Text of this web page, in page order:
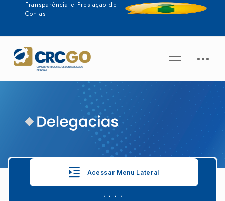
Transparência e Prestação de
Contas
Acessar Menu Lateral
. . . .